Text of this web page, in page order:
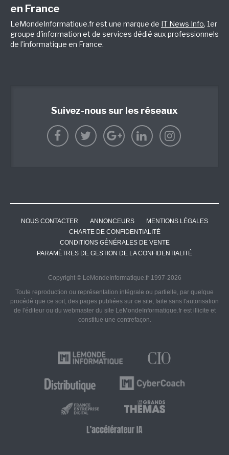
en France
LeMondeInformatique.fr est une marque de IT News Info, 1er
groupe d'information et de services dédié aux professionnels
de l'informatique en France.
Suivez-nous sur les réseaux
NOUS CONTACTER ANNONCEURS
MENTIONS LÉGALES
CHARTE DE CONFIDENTIALITÉ
CONDITIONS GÉNÉRALES DE VENTE
PARAMÈTRES DE GESTION DE LA CONFIDENTIALITÉ
Copyright © LeMondeInformatique.fr 1997-2026
Toute reproduction ou représentation intégrale ou partielle, par quelque
procédé que ce soit, des pages publiées sur ce site, faite sans l'autorisation
de l'éditeur ou du webmaster du site LeMondeInformatique.fr est illicite et
constitue une contrefaçon.